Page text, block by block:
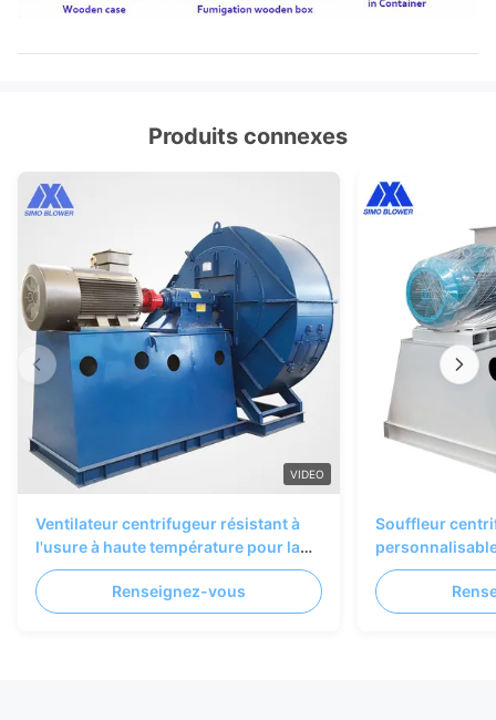
Produits connexes
VIDEO
Ventilateur centrifugeur résistant à
l'usure à haute température pour la
manipulation de matériaux de
cimenterieRenseignez-vous
Souffleur
haut
de cimenterie